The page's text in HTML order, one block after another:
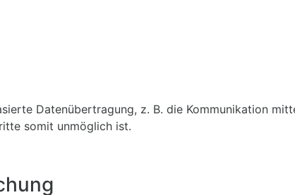
Datenübertragung, z. B. die Kommunikation
somit unmöglich ist.